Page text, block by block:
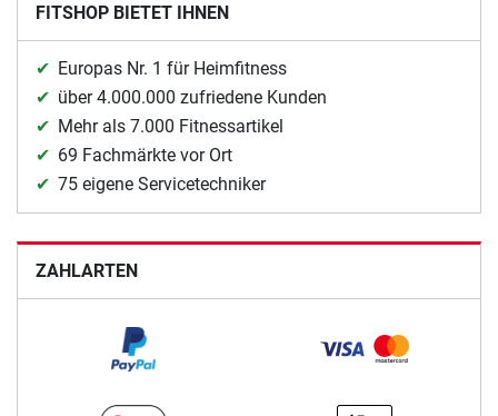
FITSHOP BIETET IHNEN
Europas Nr. 1 für Heimfitness
über 4.000.000 zufriedene Kunden
Mehr als 7.000 Fitnessartikel
69 Fachmärkte vor Ort
75 eigene Servicetechniker
ZAHLARTEN